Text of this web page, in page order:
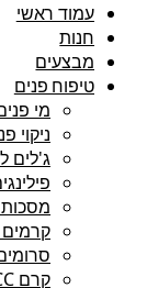
עמוד ראשי
חנות
מבצעים
טיפוח פנים
מי
ניקוי
ג'לים
קרמים
קרם BB\DD\CC